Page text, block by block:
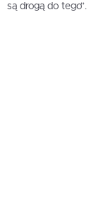
są drogą do tego”.